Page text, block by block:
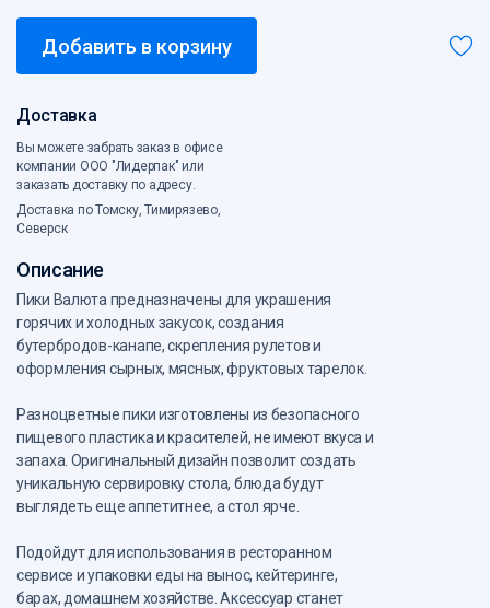
Чековая лента
Добавить в корзину
Доставка
Вы можете забрать заказ в офисе
компании ООО "Лидерпак" или
заказать доставку по адресу.
Доставка по Томску, Тимирязево,
Северск
Описание
Пики Валюта предназначены для украшения
горячих и холодных закусок, создания
бутербродов-канапе, скрепления рулетов и
оформления сырных, мясных, фруктовых тарелок.
Разноцветные пики изготовлены из безопасного
пищевого пластика и красителей, не имеют вкуса и
запаха. Оригинальный дизайн позволит создать
уникальную сервировку стола, блюда будут
выглядеть еще аппетитнее, а стол ярче.
Подойдут для использования в ресторанном
сервисе и упаковки еды на вынос, кейтеринге,
барах, домашнем хозяйстве. Аксессуар станет